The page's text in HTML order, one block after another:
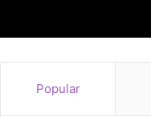
Popular